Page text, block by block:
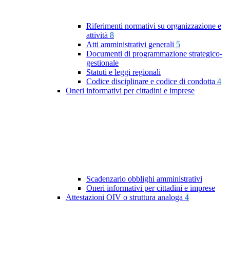
Riferimenti normativi su organizzazione e
attività 8
Atti amministrativi generali 5
Documenti di programmazione strategico-
gestionale
Statuti e leggi regionali
Codice disciplinare e codice di condotta 4
Oneri informativi per cittadini e imprese
Scadenzario obblighi amministrativi
Oneri informativi per cittadini e imprese
Attestazioni OIV o struttura analoga 4